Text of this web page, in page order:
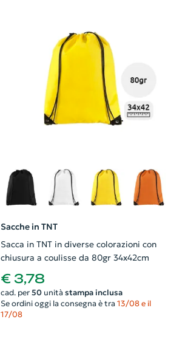
Sacche in TNT
Sacca in TNT in diverse colorazioni con
chiusura a coulisse da 80gr 34x42cm
€ 3,78
cad. per 50unità stampa inclusa
Se ordini oggi la consegna è tra 13/08 e il
17/08